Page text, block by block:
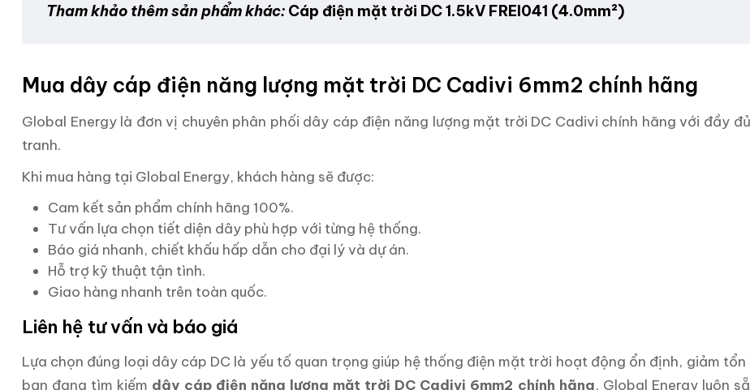
Tham khảo thêm sản phẩm khác: Cáp điện mặt trời DC 1.5kV FREI041 (4.0mm²)
Mua dây cáp điện năng lượng mặt trời DC Cadivi 6mm2 chính hãng
Global Energy là đơn vị chuyên phân phối dây cáp điện năng lượng mặt trời DC Cadivi chính hãng với đầy
tranh.
Khi mua hàng tại Global Energy, khách hàng sẽ được:
Cam kết sản phẩm chính hãng 100%.
Tư vấn lựa chọn tiết diện dây phù hợp với từng hệ thống.
Báo giá nhanh, chiết khấu hấp dẫn cho đại lý và dự án.
Hỗ trợ kỹ thuật tận tình.
Giao hàng nhanh trên toàn quốc.
Liên hệ tư vấn và báo giá
Lựa chọn đúng loại dây cáp DC là yếu tố quan trọng giúp hệ thống điện mặt trời hoạt động ổn định, giảm
bạn đang tìm kiếm dây cáp điện năng lượng mặt trời DC Cadivi 6mm2 chính hãng, Global Energy luôn